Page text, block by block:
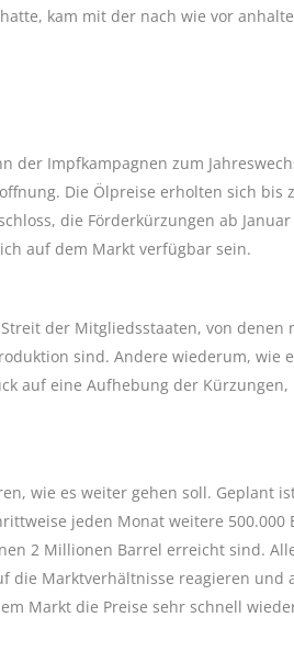
kam mit der nach wie vor
der Impfkampagnen zum
Die Ölpreise erholten sich bis
die Förderkürzungen ab
auf dem Markt verfügbar sein.
der Mitgliedsstaaten, von denen
sind. Andere wiederum, wie
auf eine Aufhebung der Kürzungen,
wie es weiter gehen soll. Geplant
jeden Monat weitere 500.000
2 Millionen Barrel erreicht sind.
die Marktverhältnisse reagieren und
Markt die Preise sehr schnell